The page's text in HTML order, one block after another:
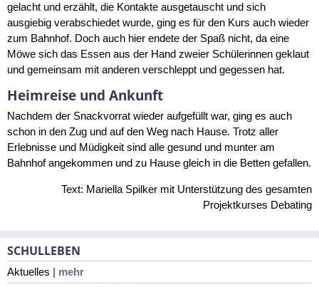
gelacht und erzählt, die Kontakte ausgetauscht und sich
ausgiebig verabschiedet wurde, ging es für den Kurs auch wieder
zum Bahnhof. Doch auch hier endete der Spaß nicht, da eine
Möwe sich das Essen aus der Hand zweier Schülerinnen geklaut
und gemeinsam mit anderen verschleppt und gegessen hat.
Heimreise und Ankunft
Nachdem der Snackvorrat wieder aufgefüllt war, ging es auch
schon in den Zug und auf den Weg nach Hause. Trotz aller
Erlebnisse und Müdigkeit sind alle gesund und munter am
Bahnhof angekommen und zu Hause gleich in die Betten gefallen.
Text: Mariella Spilker mit Unterstützung des gesamten
Projektkurses Debating
SCHULLEBEN
Aktuelles | mehr